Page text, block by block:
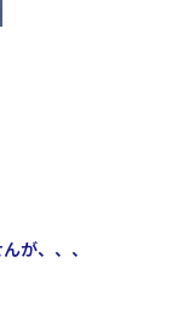
が、、、